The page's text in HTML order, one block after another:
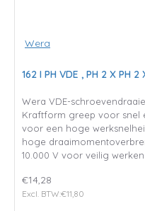
Wera
162 I PH VDE , PH 2 X PH 2
Wera VDE-
Kraftform greep voor snel
voor een hoge
hoge
10.000 V voor veilig werken
€14,28
Excl. BTW:€11,80